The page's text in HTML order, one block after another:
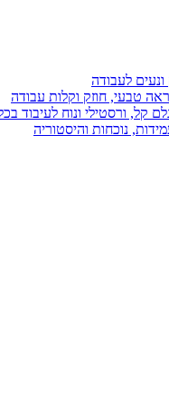
ונעים לעבודה
טבעי, חוזק וקלות עבודה
קל, ורסטילי ונוח לעיבוד
נוכחות והיסטוריה